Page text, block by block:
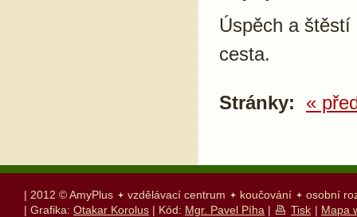
Úspěch a
cesta.
Stránky: «
| 2012 © AmyPlus vzdělávací centrum koučování
osobní
| Grafika: Otakar Korolus | Kód: Mgr. Pavel Píha | Tisk | Mapa